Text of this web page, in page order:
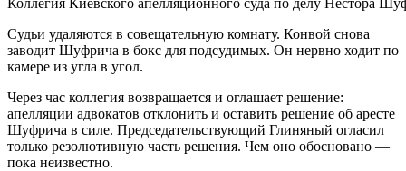
Судьи удаляются в совещательную комнату. Конвой снова
заводит Шуфрича в бокс для подсудимых. Он нервно ходит по
камере из угла в угол.
Через час коллегия возвращается и оглашает решение:
апелляции адвокатов отклонить и оставить решение об аресте
Шуфрича в силе. Председательствующий Глиняный огласил
только резолютивную часть решения. Чем оно обосновано —
пока неизвестно.